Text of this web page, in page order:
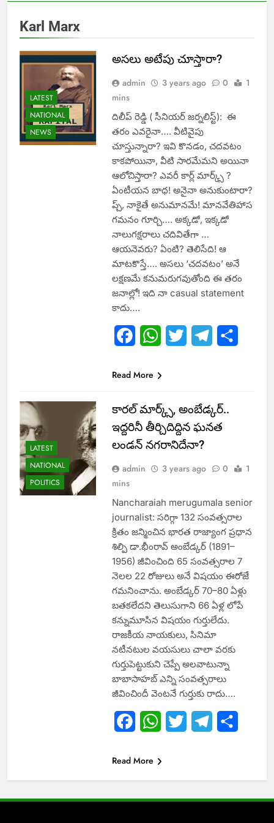
Karl Marx
LATEST
NATIONAL
NEWS
అసలు అటేపు చూస్తారా?
admin 3 years ago 0
1
mins
దిలీప్ రెడ్డి ( సీనియర్ జర్నలిస్ట్): ఈ
తరం ఎవరైనా…. వీటివైపు
చూస్తున్నారా? ఇవి కొనడం, చదవటం
కాకపోయినా, వీటి సారమేమని అయినా
ఆలోచిస్తారా? ఎవరీ కార్ల్ మార్క్స్ ?
ఏంటీయన బాధ! అనైనా అనుకుంటారా?
ప్చ్, నాకైతే అనుమానమే! మానవేతిహాస
గమనం గూర్చి…. అక్కడో, ఇక్కడో
నాలుగక్షరాలు చదివితేగా …
ఆయనెవరు? ఏంటి? తెలిసేది! ఆ
మాటకొస్తే…. అసలు ‘చదవటం’ అనే
లక్షణమే కనుమరుగవుతోంది ఈ తరం
జనాల్లో! ఇది నా casual statement
కాదు….
FacebookWhatsApp
Twitter Telegram
Read More
LATEST
NATIONAL
POLITICS
కారల్‌ మార్క్స్, అంబేడ్కర్‌..
ఇద్దరినీ తీర్చిదిద్దిన ఘనత
లండన్‌ నగరానిదేనా?
admin 3 years ago 0
1
mins
Nancharaiah merugumala senior
journalist: సరిగ్గా 132 సంవత్సరాల
క్రితం జన్మించిన భారత రాజ్యాంగ ప్రధాన
శిల్పి డా.భీంరావ్‌ అంబేడ్కర్‌ (1891–
1956) జీవించింది 65 సంవత్సరాల 7
నెలల 22 రోజులు అనే విషయం ఈరోజే
గమనించాను. అంబేడ్కర్‌ 70–80 ఏళ్లు
బతకలేదని తెలుసుగాని 66 ఏళ్ల లోపే
కన్నుమూసిన విషయం గుర్తులేదు.
రాజకీయ నాయకులు, సినిమా
నటీనటుల వయసులు చాలా వరకు
గుర్తుపెట్టుకుని చెప్పే అలవాటున్నా
బాబాసాహబ్‌ ఎన్ని సంవత్సరాలు
జీవించిందీ వెంటనే గుర్తుకు రాదు….
FacebookWhatsApp
Twitter Telegram
Read More